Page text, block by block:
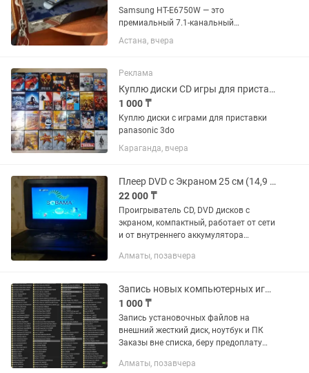
Samsung HT-E6750W — это
премиальный 7.1-канальный
домашний кинотеатр с поддержкой 3D
Blu-ray и суммарной мощностью 1330
использование вакуумных ламп в
предусилителе для...
Астана, вчера
Реклама
Куплю диски CD игры для приставки panasonic 3do.
1 000 ₸
Куплю диски с играми для приставки
panasonic 3do
Караганда, вчера
Плеер DVD с Экраном 25 см (14,9 дюймов, Portable DVD)
22 000 ₸
Проигрыватель CD, DVD дисков с
экраном, компактный, работает от сети
и от внутреннего аккумулятора
работать как ТВ (нужна антенна) и как
Алматы, позавчера
Запись новых компьютерных игр на внешний жесткий диск, ПК, ноутбук
1 000 ₸
Запись установочных файлов на
внешний жесткий диск, ноутбук и ПК
Заказы вне списка, беру предоплату
устанавливается и работают БЕЗ
Алматы, позавчера